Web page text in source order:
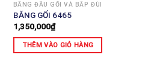
BĂNG ĐẦU GỐI VÀ BẮP ĐÙI
BĂNG GỐI 6465
1,350,000₫
THÊM VÀO GIỎ HÀNG